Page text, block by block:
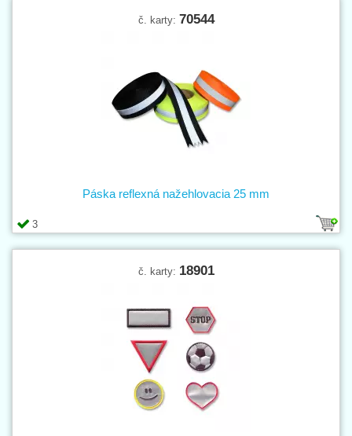
č. karty: 70544
3
Páska reflexná nažehlovacia 25 mm
č. karty: 18901